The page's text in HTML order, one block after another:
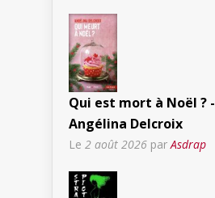
Qui est mort à Noël ? -
Angélina Delcroix
Le 2 août 2026 parAsdrap